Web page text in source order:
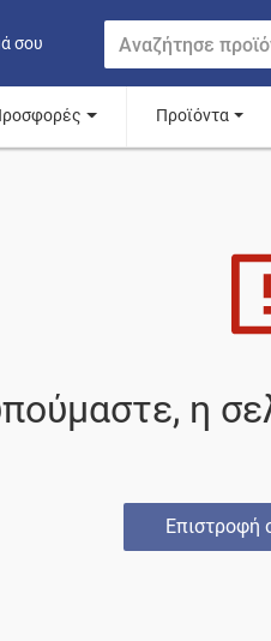
σου
Προϊόντα
η
Επιστροφή